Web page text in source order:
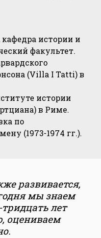
истории и
факультет.
(Villa I Tatti) в
истории
в Риме.
по
(1973-1974 гг.).
развивается,
мы знаем
лет
оцениваем